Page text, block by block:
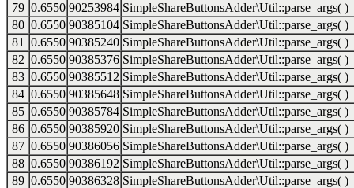
79 0.6550 90253984 SimpleShareButtonsAdder\Util::parse_args( )
80 0.6550 90385104 SimpleShareButtonsAdder\Util::parse_args( )
81
0.6550 90385240 SimpleShareButtonsAdder\Util::parse_args( )
82 0.6550 90385376 SimpleShareButtonsAdder\Util::parse_args( )
83 0.6550 90385512 SimpleShareButtonsAdder\Util::parse_args( )
84 0.6550 90385648 SimpleShareButtonsAdder\Util::parse_args( )
85 0.6550 90385784 SimpleShareButtonsAdder\Util::parse_args( )
86 0.6550 90385920 SimpleShareButtonsAdder\Util::parse_args( )
87 0.6550 90386056 SimpleShareButtonsAdder\Util::parse_args( )
88 0.6550 90386192 SimpleShareButtonsAdder\Util::parse_args( )
89 0.6550 90386328 SimpleShareButtonsAdder\Util::parse_args( )